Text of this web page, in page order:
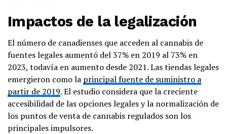
Impactos de la legalización
El número de canadienses que acceden al cannabis de
fuentes legales aumentó del 37% en 2019 al 73% en
2023, todavía en aumento desde 2021. Las tiendas legales
emergieron como la principal fuente de suministro a
partir de 2019. El estudio considera que la creciente
accesibilidad de las opciones legales y la normalización de
los puntos de venta de cannabis regulados son los
principales impulsores.